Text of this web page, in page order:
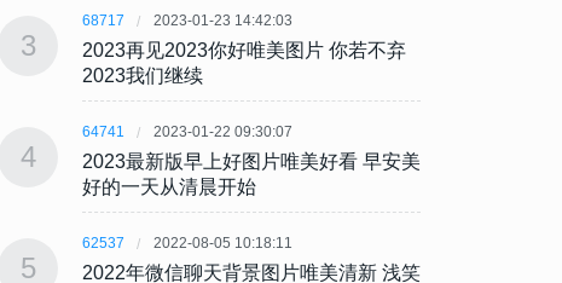
3
68717 2023-01-23 14:42:03
2023再见2023你好唯美图片 你若不弃
2023我们继续
4
64741 2023-01-22 09:30:07
2023最新版早上好图片唯美好看 早安美
好的一天从清晨开始
5
62537 2022-08-05 10:18:11
2022年微信聊天背景图片唯美清新 浅笑